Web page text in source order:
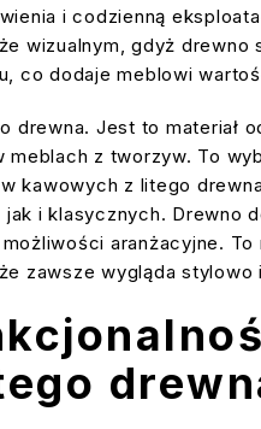
i codzienną
wizualnym, gdyż
co dodaje meblowi
Jest to materiał
z tworzyw. To
kawowych z litego
i klasycznych. Drewno
aranżacyjne.
zawsze wygląda stylowo